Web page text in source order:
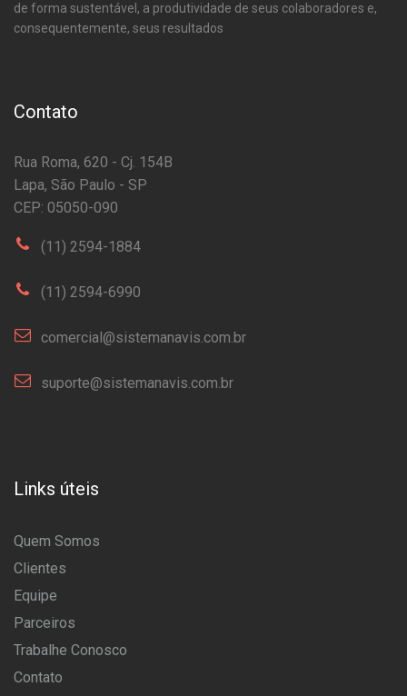
de forma sustentável, a produtividade de seus colaboradores e,
consequentemente, seus resultados
Contato
Rua Roma, 620 - Cj. 154B
Lapa, São Paulo - SP
CEP: 05050-090
(11) 2594-1884
(11) 2594-6990
comercial@sistemanavis.com.br
suporte@sistemanavis.com.br
Links úteis
Quem Somos
Clientes
Equipe
Parceiros
Trabalhe Conosco
Contato